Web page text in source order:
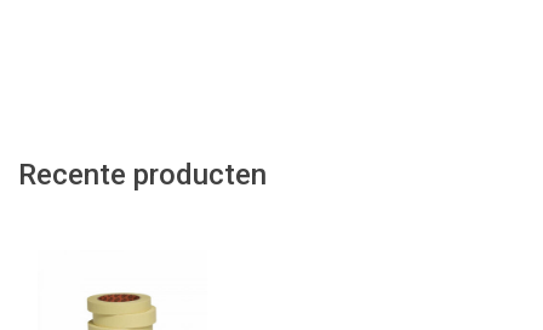
Recente producten